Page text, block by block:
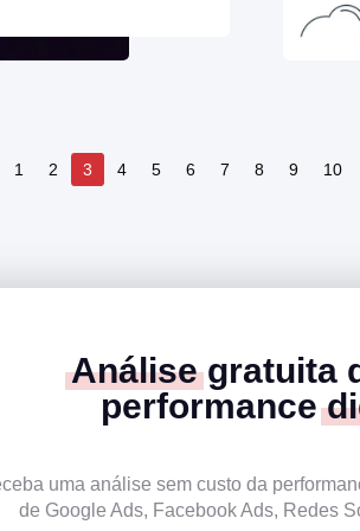
1 2 3 4 5 6 7 8 9 10
Análisegratuita
performance
uma análise sem custo da
de Google Ads, Facebook Ads, Redes